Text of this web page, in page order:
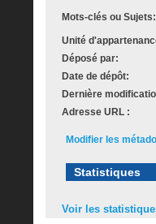
Mots-clés ou Sujets:
Unité
Déposé par:
Date de dépôt:
Dernière
Adresse URL :
Modifier les
Statistiques
Voir les